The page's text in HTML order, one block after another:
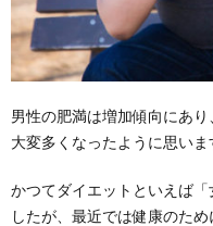
男性の肥満は増加傾向にあ
大変多くなったように思いま
かつてダイエットといえば
したが、最近では健康のた